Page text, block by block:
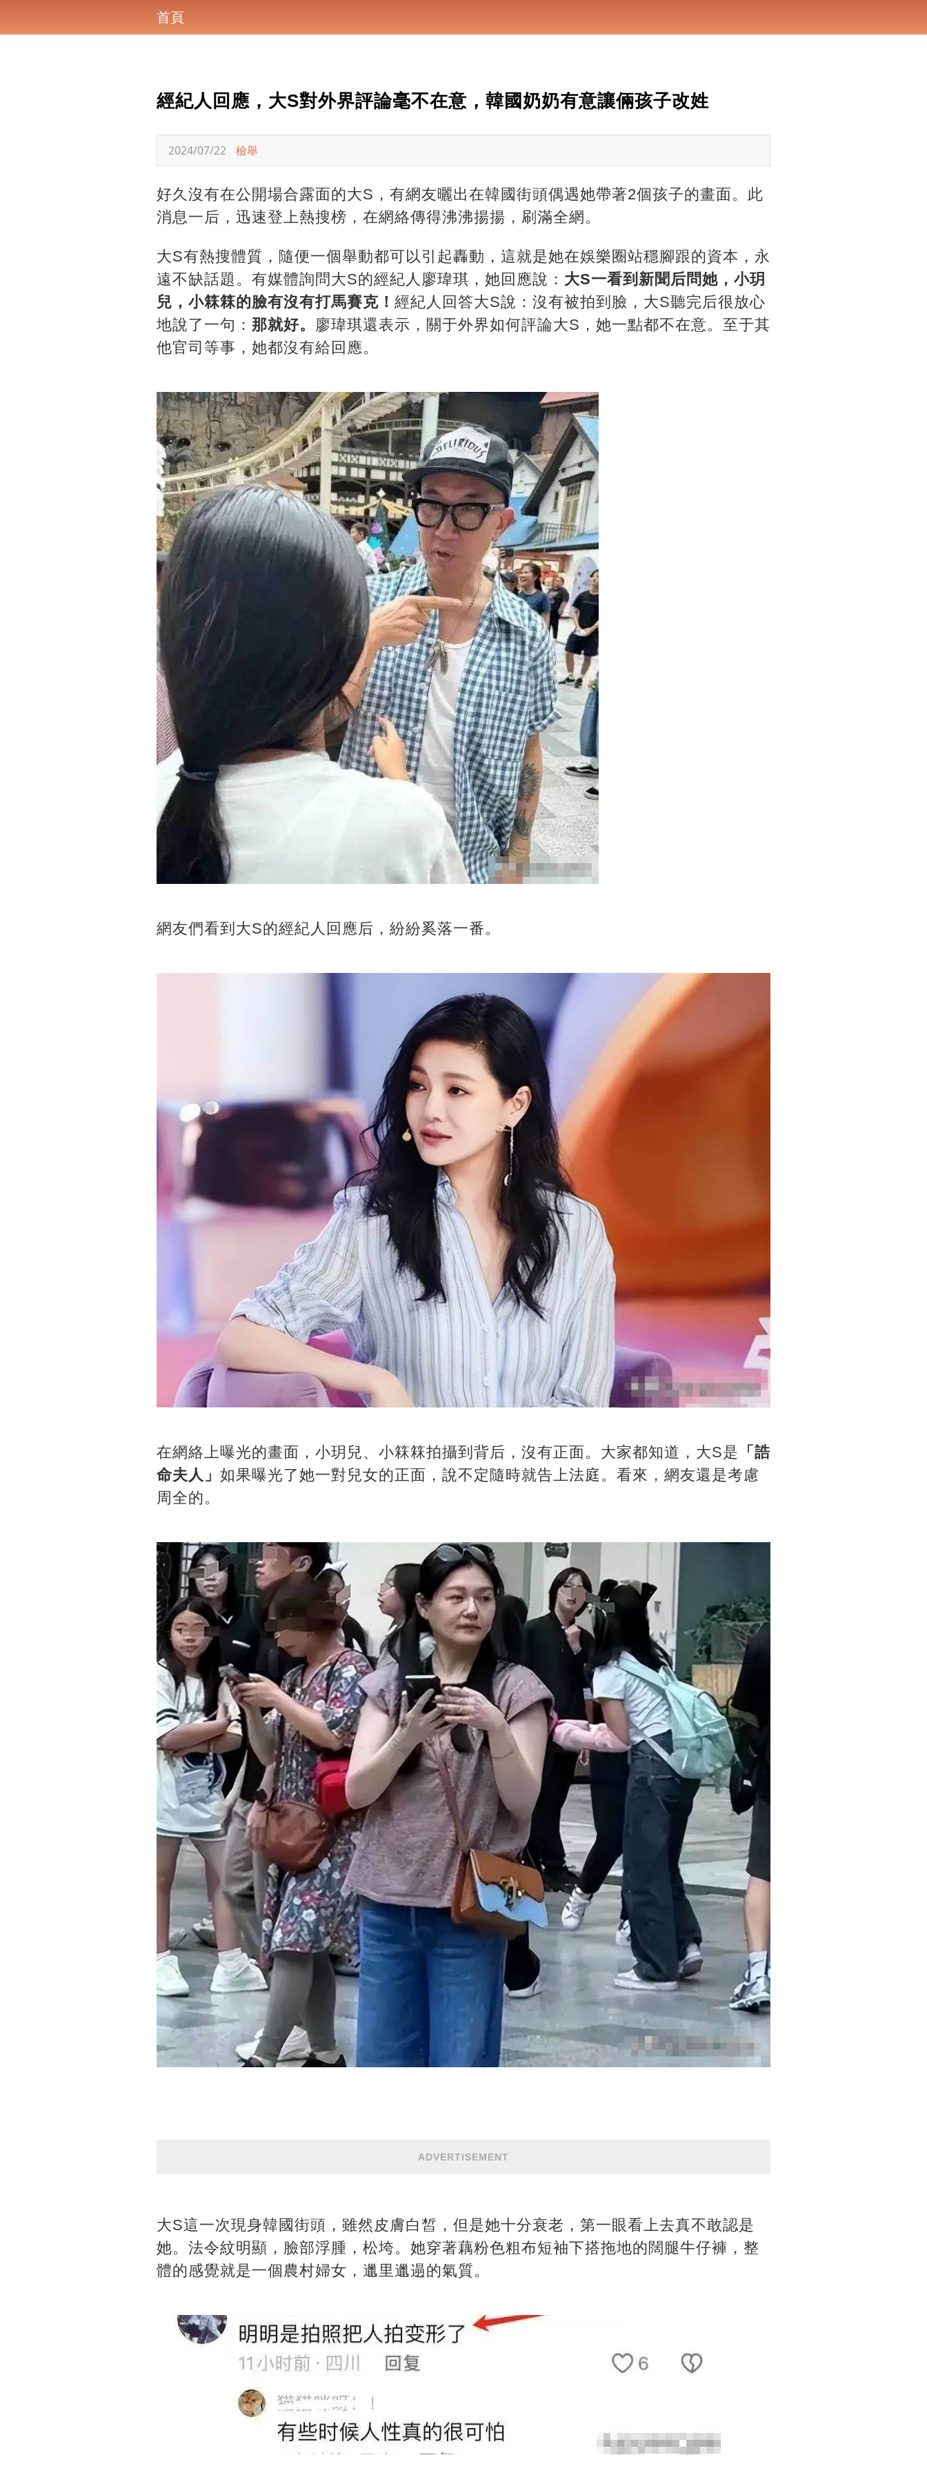
首頁
經紀人回應，大S對外界評論毫不在意，韓國奶奶有意讓倆孩子改姓
2024/07/22 檢舉
好久沒有在公開場合露面的大S，有網友曬出在韓國街頭偶遇她帶著2個孩子的畫面。此
消息一后，迅速登上熱搜榜，在網絡傳得沸沸揚揚，刷滿全網。
大S有熱搜體質，隨便一個舉動都可以引起轟動，這就是她在娛樂圈站穩腳跟的資本，永
遠不缺話題。有媒體詢問大S的經紀人廖瑋琪，她回應說： 大S一看到新聞后問她，小玥
兒，小箖箖的臉有沒有打馬賽克！ 經紀人回答大S說：沒有被拍到臉，大S聽完后很放心
地說了一句： 那就好。 廖瑋琪還表示，關于外界如何評論大S，她一點都不在意。至于其
他官司等事，她都沒有給回應。
網友們看到大S的經紀人回應后，紛紛奚落一番。
在網絡上曝光的畫面，小玥兒、小箖箖拍攝到背后，沒有正面。大家都知道，大S是
「誥
命夫人」 如果曝光了她一對兒女的正面，說不定隨時就告上法庭。看來，網友還是考慮
周全的。
ADVERTISEMENT
大S這一次現身韓國街頭，雖然皮膚白皙，但是她十分衰老，第一眼看上去真不敢認是
她。法令紋明顯，臉部浮腫，松垮。她穿著藕粉色粗布短袖下搭拖地的闊腿牛仔褲，整
體的感覺就是一個農村婦女，邋里邋遢的氣質。